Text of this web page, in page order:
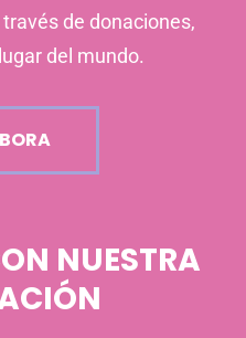
de donaciones,
del mundo.
NUESTRA